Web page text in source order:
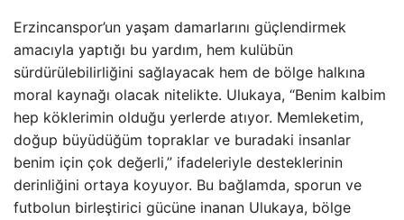
Erzincanspor’un yaşam damarlarını güçlendirmek
amacıyla yaptığı bu yardım, hem kulübün
sürdürülebilirliğini sağlayacak hem de bölge halkına
moral kaynağı olacak nitelikte. Ulukaya, “Benim kalbim
hep köklerimin olduğu yerlerde atıyor. Memleketim,
doğup büyüdüğüm topraklar ve buradaki insanlar
benim için çok değerli,” ifadeleriyle desteklerinin
derinliğini ortaya koyuyor. Bu bağlamda, sporun ve
futbolun birleştirici gücüne inanan Ulukaya, bölge